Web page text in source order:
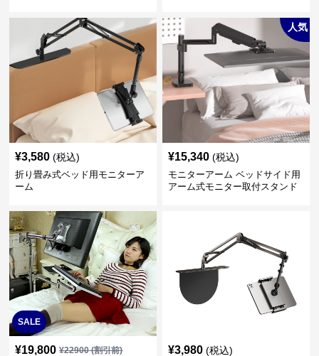
¥3,580 (税込)
折り畳み式ベッド用モニターア
ーム
人気
¥15,340 (税込)
モニターアーム ベッドサイド用
アーム式モニター取付スタンド
SALE
¥19,800 ¥22900(割引前) ¥3,980 (税込)